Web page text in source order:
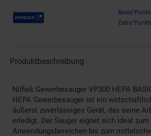
Payback Punkte
Produktbeschreibung
Nilfisk Gewerbesauger VP300 HEPA
HEPA Gewerbesauger ist ein
äußerst zuverlässiges Gerät, das seine
erledigt. Der Sauger eignet sich ideal zum
Anwendungsbereichen bis zum